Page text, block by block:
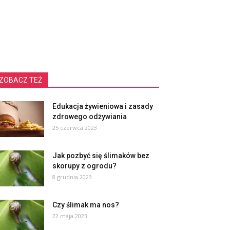
TEŻ
Edukacja żywieniowa i zasady
zdrowego odżywiania
25 czerwca 2023
Jak pozbyć się ślimaków bez
skorupy z ogrodu?
8 grudnia 2023
Czy ślimak ma nos?
22 maja 2023